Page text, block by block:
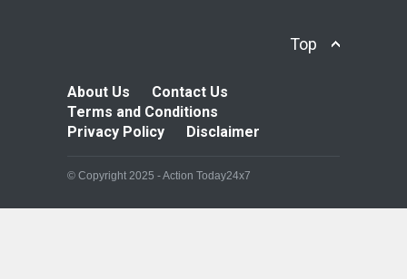
Top
About Us
Contact Us
Terms and Conditions
Privacy Policy
Disclaimer
© Copyright 2025 - Action Today24x7